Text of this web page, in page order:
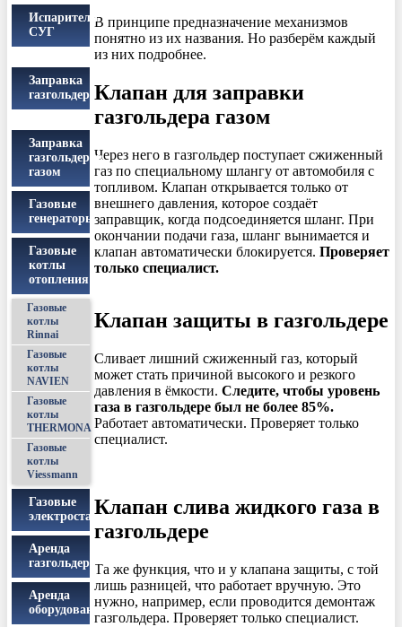
Испарители
СУГ
Заправка
газгольдера
Заправка
газгольдеров
газом
Газовые
генераторы
Газовые
котлы
отопления
Газовые
котлы
Rinnai
Газовые
котлы
NAVIEN
Газовые
котлы
THERMONA
Газовые
котлы
Viessmann
Газовые
электростанции
Аренда
газгольдера
Аренда
оборудования
В принципе предназначение механизмов
понятно из их названия. Но разберём каждый
из них подробнее.
Клапан для заправки
газгольдера газом
Через него в газгольдер поступает сжиженный
газ по специальному шлангу от автомобиля с
топливом. Клапан открывается только от
внешнего давления, которое создаёт
заправщик, когда подсоединяется шланг. При
окончании подачи газа, шланг вынимается и
клапан автоматически блокируется.Проверяет
только специалист.
Клапан защиты в газгольдере
Сливает лишний сжиженный газ, который
может стать причиной высокого и резкого
давления в ёмкости.Следите, чтобы уровень
газа в газгольдере был не более 85%.
Работает автоматически. Проверяет только
специалист.
Клапан слива жидкого газа в
газгольдере
Та же функция, что и у клапана защиты, с той
лишь разницей, что работает вручную. Это
нужно, например, если проводится демонтаж
газгольдера. Проверяет только специалист.